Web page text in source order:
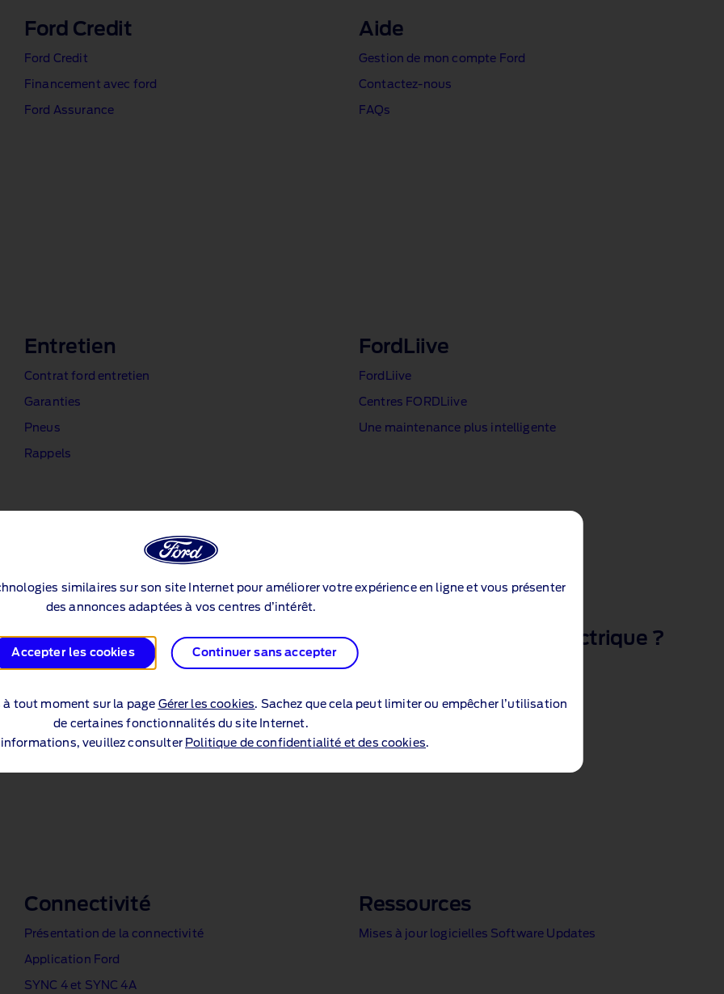
similaires sur son site Internet pour améliorer votre expérience en ligne et vous présenter
des annonces adaptées à vos centres d’intérêt.
Accepter les cookies Continuer sans accepter
à tout moment sur la page Gérer les cookies. Sachez que cela peut limiter ou empêcher l’utilisation
de certaines fonctionnalités du site Internet.
veuillez consulter Politique de confidentialité et des cookies.
Ford Credit
Ford Credit
Financement avec ford
Ford Assurance
Aide
Gestion de mon compte Ford
Contactez‑nous
FAQs
Entretien
Contrat ford entretien
Garanties
Pneus
Rappels
FordLiive
FordLiive
Centres FORDLiive
Une maintenance plus intelligente
Recharger
Les modes de recharge
Réseau de recharge
Autonomie
Pourquoi passer à l’électrique ?
Connectivité
Présentation de la connectivité
Application Ford
SYNC 4 et SYNC 4A
Ressources
Mises à jour logicielles Software Updates